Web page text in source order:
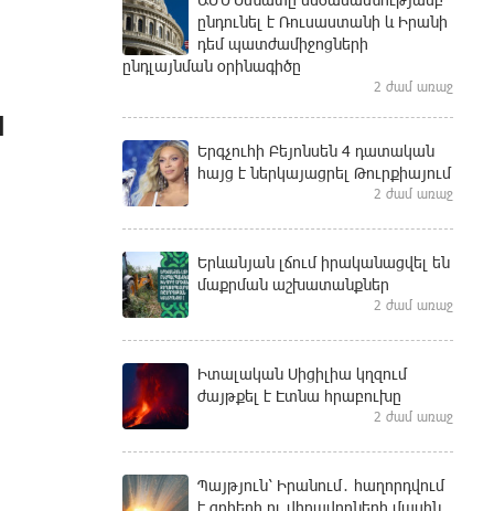
ընդունել է Ռուսաստանի և Իրանի
դեմ պատժամիջոցների
ընդլայնման օրինագիծը
2 ժամ առաջ
Երգչուհի Բեյոնսեն ​​4 դատական
հայց է ներկայացրել Թուրքիայում
2 ժամ առաջ
Երևանյան լճում իրականացվել են
մաքրման աշխատանքներ
2 ժամ առաջ
Իտալական Սիցիլիա կղզում
ժայթքել է Էտնա հրաբուխը
2 ժամ առաջ
Պայթյուն՝ Իրանում․ հաղորդվում
է զոհերի ու վիրավորների մասին